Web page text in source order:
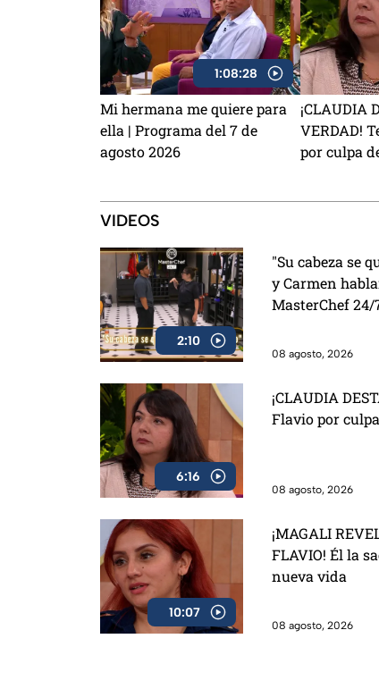
1:08:28
Mi hermana me quiere para
ella | Programa del 7 de
agosto 2026
¡CLAUDIA
VERDAD!
por culpa
VIDEOS
2:10
"Su cabeza se
y Carmen
MasterChef 24/
08 agosto, 2026
6:16
¡CLAUDIA
Flavio por
08 agosto, 2026
10:07
¡MAGALI
FLAVIO! Él la
nueva vida
08 agosto, 2026